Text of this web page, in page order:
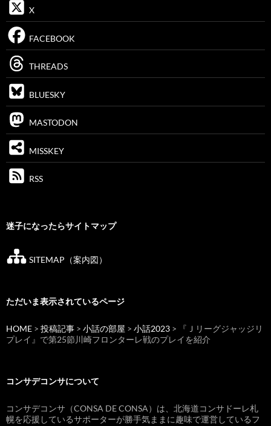
X
FACEBOOK
THREADS
BLUESKY
MASTODON
MISSKEY
RSS
迷子になったらサイトマップ
SITEMAP（案内図）
ただいま表示されているページ
HOME > 投稿記事 > 小話の部屋 > 小話2023 > 『Ｊリーグジャッジリ
プレイ』で第25節川崎フロンターレ戦のプレイを紹介
コンサデコンサについて
コンサデコンサ（CONSA DE CONSA）は、北海道コンサドーレ札
幌を応援しているサポーターが勝手気ままに趣味で運営しているフ